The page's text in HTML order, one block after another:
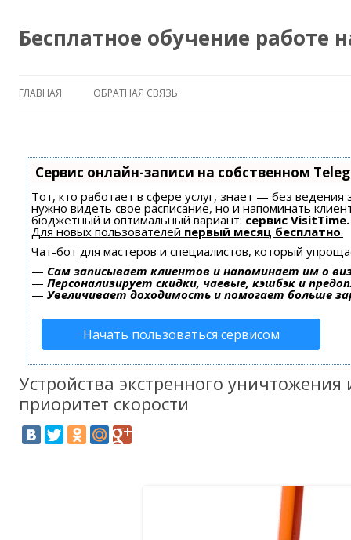
Бесплатное обучение работе
ГЛАВНАЯ ОБРАТНАЯ СВЯЗЬ
Сервис онлайн-записи на собственном
Тот, кто работает в сфере услуг, знает — без ведения
нужно видеть свое расписание, но и напоминать
бюджетный и оптимальный вариант: сервис VisitTime.
Для новых пользователей первый месяц бесплатно.
Чат-бот для мастеров и специалистов, который
— Сам записывает клиентов и напоминает им о
— Персонализирует скидки, чаевые, кэшбэк и
— Увеличивает доходимость и помогает больше
Начать пользоваться сервисом
Устройства экстренного
приоритет скорости